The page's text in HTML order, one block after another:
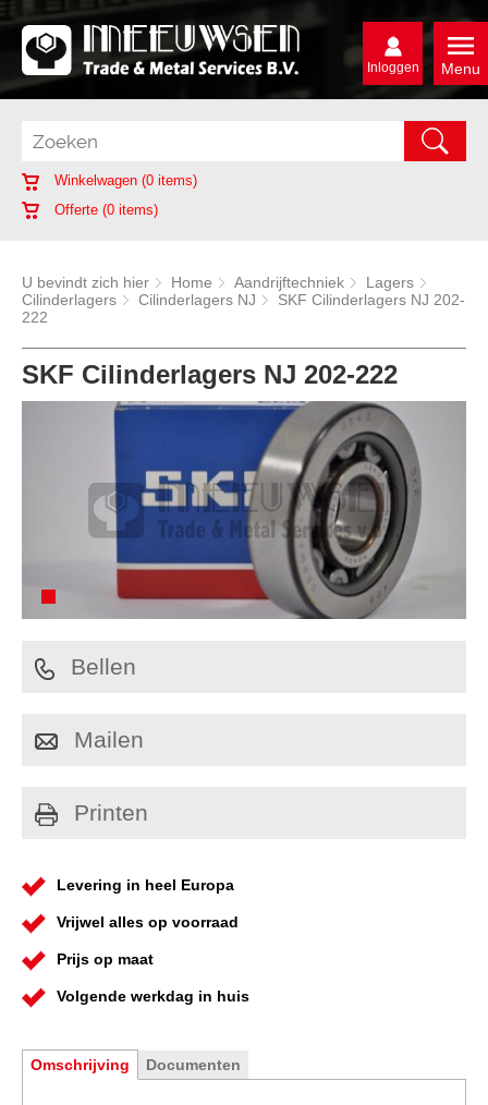
Menu
Inloggen
Winkelwagen (0 items)
Offerte (0 items)
U bevindt zich hier Home Aandrijftechniek
Lagers
Cilinderlagers
Cilinderlagers NJ
SKF Cilinderlagers NJ 202-
222
SKF Cilinderlagers NJ 202-222
Bellen
Mailen
Printen
Levering in heel Europa
Vrijwel alles op voorraad
Prijs op maat
Volgende werkdag in huis
Omschrijving Documenten